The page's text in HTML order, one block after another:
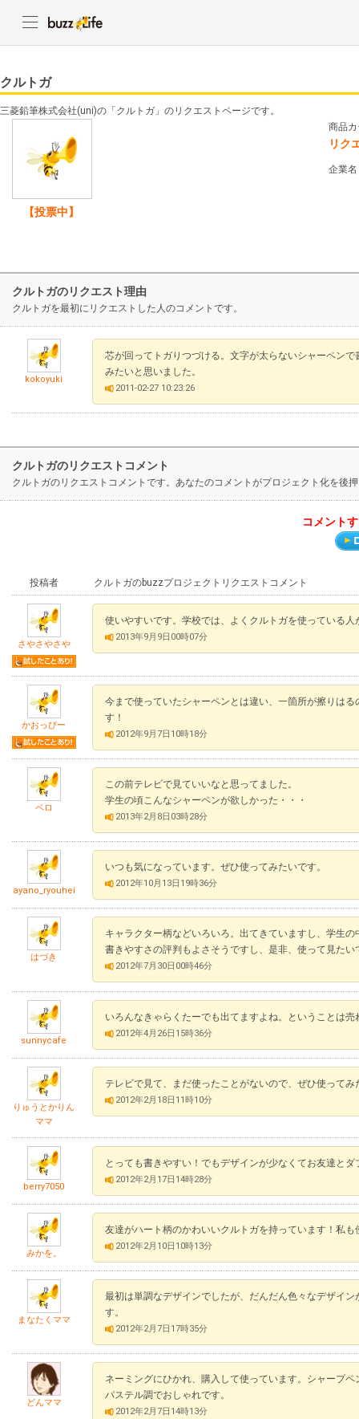
クルトガ
三菱鉛筆株式会社(uni)の「クルトガ」のリクエストページです。
【投票中】
商品
リク
企業
クルトガのリクエスト理由
クルトガを最初にリクエストした人のコメントです。
kokoyuki
芯が回ってトガりつづける。文字が太らないシャーペン
みたいと思いました。
2011-02-27 10:23:26
クルトガのリクエストコメント
クルトガのリクエストコメントです。あなたのコメントがプロジェクト化を後
コメント
投稿者 クルトガのbuzzプロジェクトリクエストコメント
さやさやさや
使いやすいです。学校では、よくクルトガを使っている
2013年9月9日00時07分
かおっぴー
今まで使っていたシャーペンとは違い、一箇所が擦りは
す！
2012年9月7日10時18分
ベロ
この前テレビで見ていいなと思ってました。
学生の頃こんなシャーペンが欲しかった・・・
2013年2月8日03時28分
ayano_ryouhei
いつも気になっています。ぜひ使ってみたいです。
2012年10月13日19時36分
はづき
キャラクター柄などいろいろ。出てきていますし、学生
書きやすさの評判もよさそうですし、是非、使って見たい
2012年7月30日00時46分
sunnycafe
いろんなきゃらくたーでも出てますよね。ということは
2012年4月26日15時36分
りゅうとかりん
ママ
テレビで見て、まだ使ったことがないので、ぜひ使って
2012年2月18日11時10分
berry7050
とっても書きやすい！でもデザインが少なくてお友達とダ
2012年2月17日14時28分
みかを。
友達がハート柄のかわいいクルトガを持っています！私も
2012年2月10日10時13分
まなたくママ
最初は単調なデザインでしたが、だんだん色々なデザイ
す。
2012年2月7日17時35分
どんママ
ネーミングにひかれ、購入して使っています。シャープ
パステル調でおしゃれです。
2012年2月7日14時13分